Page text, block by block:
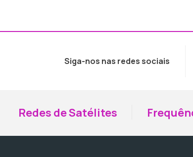
Siga-nos nas redes sociais
Redes de Satélites